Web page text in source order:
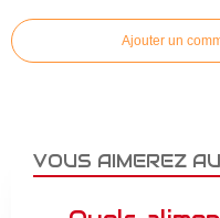
Ajouter un
VOUS AIMEREZ